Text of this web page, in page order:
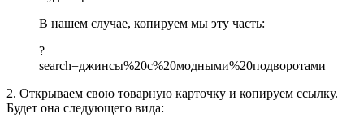
В нашем случае, копируем мы эту часть:
?
search=джинсы%20с%20модными%20подворотами
2. Открываем свою товарную карточку и копируем ссылку.
Будет она следующего вида: